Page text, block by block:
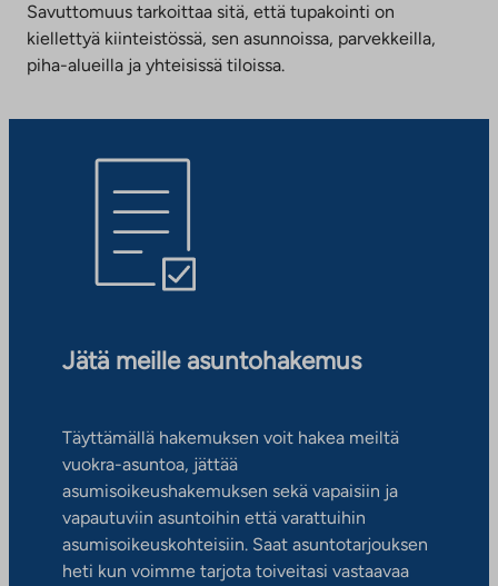
Savuttomuus tarkoittaa sitä, että tupakointi on
kiellettyä kiinteistössä, sen asunnoissa, parvekkeilla,
piha-alueilla ja yhteisissä tiloissa.
Jätä meille asuntohakemus
Täyttämällä hakemuksen voit hakea meiltä
vuokra-asuntoa, jättää
asumisoikeushakemuksen sekä vapaisiin ja
vapautuviin asuntoihin että varattuihin
asumisoikeuskohteisiin. Saat asuntotarjouksen
heti kun voimme tarjota toiveitasi vastaavaa